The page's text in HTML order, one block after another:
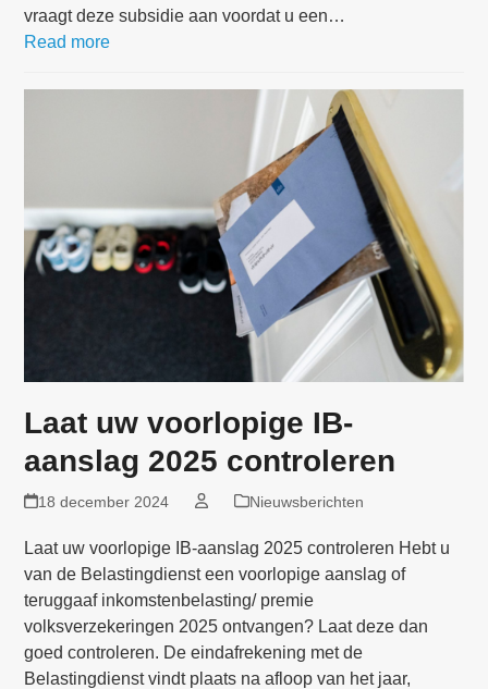
vraagt deze subsidie aan voordat u een…
Read more
Laat uw voorlopige IB-
aanslag 2025 controleren
18 december 2024 Nieuwsberichten
Laat uw voorlopige IB-aanslag 2025 controleren Hebt u
van de Belastingdienst een voorlopige aanslag of
teruggaaf inkomstenbelasting/ premie
volksverzekeringen 2025 ontvangen? Laat deze dan
goed controleren. De eindafrekening met de
Belastingdienst vindt plaats na afloop van het jaar,